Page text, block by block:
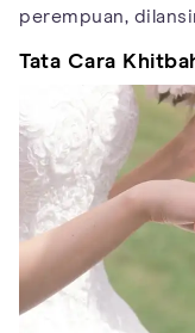
perempuan,
Tata Cara